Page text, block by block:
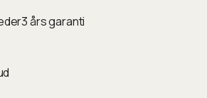
3års garanti